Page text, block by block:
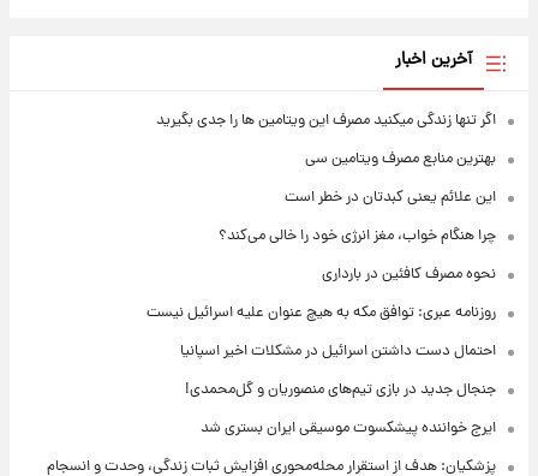
آخرین اخبار
اگر تنها زندگی میکنید مصرف این ویتامین ها را جدی بگیرید
بهترین منابع مصرف ویتامین سی
این علائم یعنی کبدتان در خطر است
چرا هنگام خواب، مغز انرژی خود را خالی می‌کند؟
نحوه مصرف کافئین در بارداری
روزنامه عبری: توافق مکه به هیچ عنوان علیه اسرائیل نیست
احتمال دست داشتن اسرائیل در مشکلات اخیر اسپانیا
جنجال جدید در بازی تیم‌های منصوریان و گل‌محمدی!
ایرج خواننده پیشکسوت موسیقی ایران بستری شد
پزشکیان: هدف از استقرار محله‌محوری افزایش ثبات زندگی، وحدت و انسجام